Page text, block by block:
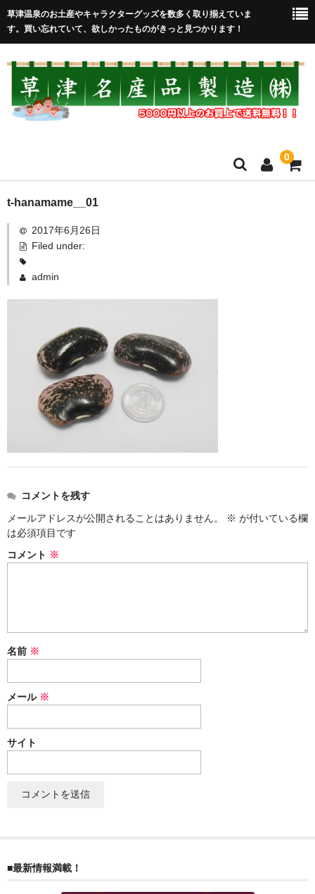
草津温泉のお土産やキャラクターグッズを数多く取り揃えていま
す。買い忘れていて、欲しかったものがきっと見つかります！
0
HOME
在庫処分セール
全取扱商品
新商品
MONDE SELECTION
ご当地シリーズ
その他
キャラクター
ゆもみちゃん
スイーツ
文具
サブレ
t-hanamame__01
2017年6月26日
Filed under:
admin
コメントを残す
メールアドレスが公開されることはありません。
※ が付いている欄
は必須項目です
コメント ※
名前 ※
メール ※
サイト
■最新情報満載！